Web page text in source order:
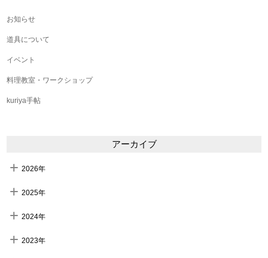
お知らせ
道具について
イベント
料理教室・ワークショップ
kuriya手帖
アーカイブ
2026年
2025年
2024年
2023年